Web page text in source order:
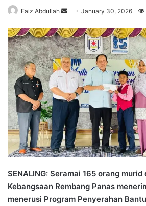
Faiz Abdullah
n
d
a
n
m
January 30, 2026
SENALING: Seramai 165 orang
Kebangsaan Rembang Panas
menerusi Program Penyerahan